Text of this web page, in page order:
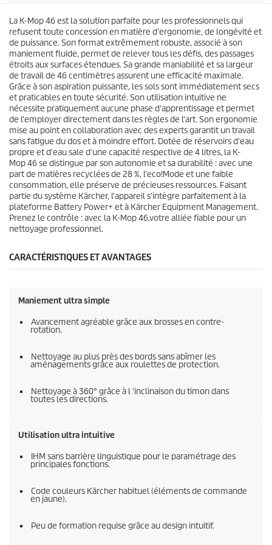
t1
a
v
i
s
La K-Mop 46 est la solution parfaite pour les professionnels qui
refusent toute concession en matière d'ergonomie, de longévité et
de puissance. Son format extrêmement robuste, associé à son
maniement fluide, permet de relever tous les défis, des passages
étroits aux surfaces étendues. Sa grande maniabilité et sa largeur
de travail de 46 centimètres assurent une efficacité maximale.
Grâce à son aspiration puissante, les sols sont immédiatement secs
et praticables en toute sécurité. Son utilisation intuitive ne
nécessite pratiquement aucune phase d'apprentissage et permet
de l'employer directement dans les règles de l'art. Son ergonomie
mise au point en collaboration avec des experts garantit un travail
sans fatigue du dos et à moindre effort. Dotée de réservoirs d'eau
propre et d'eau sale d'une capacité respective de 4 litres, la K-
Mop 46 se distingue par son autonomie et sa durabilité : avec une
part de matières recyclées de 28 %, l'eco!Mode et une faible
consommation, elle préserve de précieuses ressources. Faisant
partie du système Kärcher, l'appareil s'intègre parfaitement à la
plateforme Battery Power+ et à Kärcher Equipment Management.
Prenez le contrôle : avec la K-Mop 46,votre alliée fiable pour un
nettoyage professionnel.
CARACTÉRISTIQUES ET AVANTAGES
Maniement ultra simple
Avancement agréable grâce aux brosses en contre-
rotation.
Nettoyage au plus près des bords sans abîmer les
aménagements grâce aux roulettes de protection.
Nettoyage à 360° grâce à l 'inclinaison du timon dans
toutes les directions.
Utilisation ultra intuitive
IHM sans barrière linguistique pour le paramétrage des
principales fonctions.
Code couleurs Kärcher habituel (éléments de commande
en jaune).
Peu de formation requise grâce au design intuitif.